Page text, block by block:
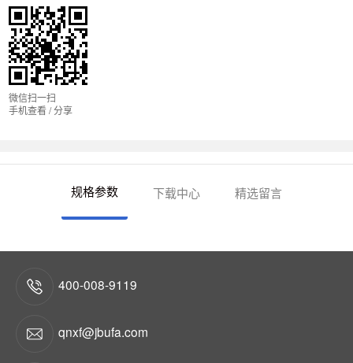
微信扫一扫
手机查看 / 分享
规格参数 下载中心 精选留言
400-008-9119
qnxf@jbufa.com